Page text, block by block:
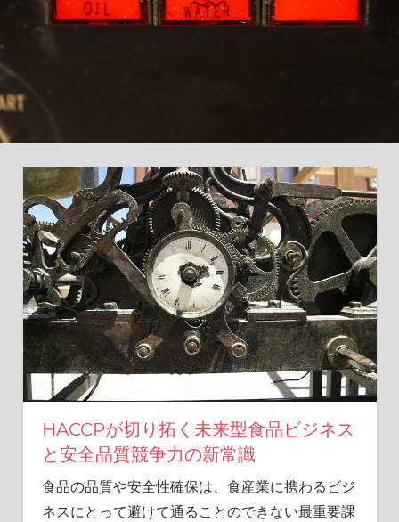
革
技
が
温
も
り
を
届
け
ま
す。
HACCPが切り拓く未来型食品ビジネス
と安全品質競争力の新常識
食品の品質や安全性確保は、食産業に携わるビジ
ネスにとって避けて通ることのできない最重要課